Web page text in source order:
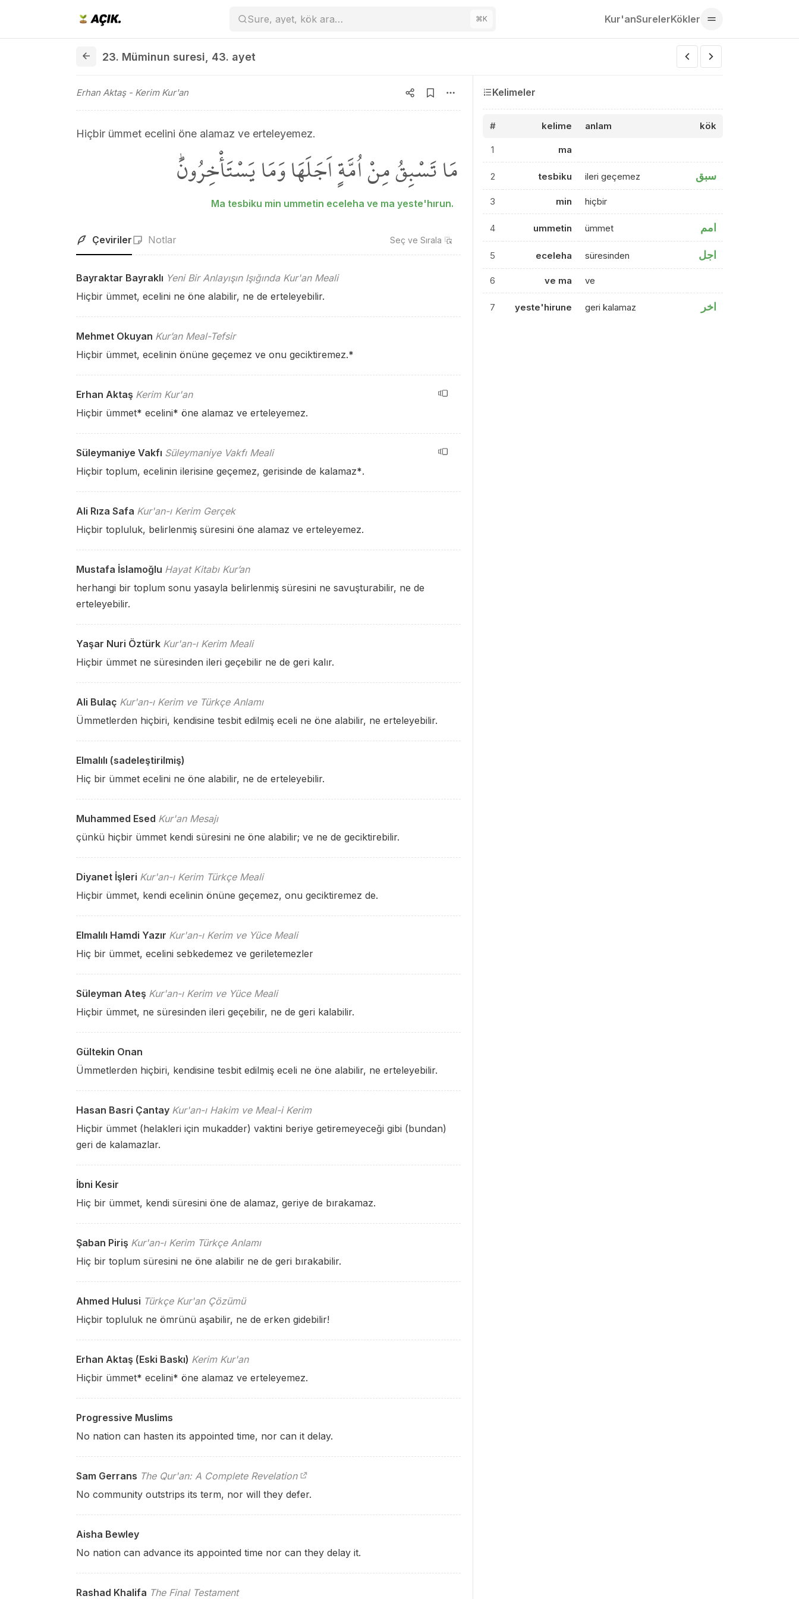
Sure, ayet, kök ara… ⌘K Kur'anSurelerKökler
23. Müminun suresi 43. ayet
Erhan Aktaş- Kerim Kur'an
Hiçbir ümmet ecelini öne alamaz ve erteleyemez.
مَا تَسْبِقُ مِنْ اُمَّةٍ اَجَلَهَا وَمَا يَسْتَأْخِرُونَۜ
Ma tesbiku min ummetin eceleha ve ma yeste'hırun.
Çeviriler Notlar Seç ve Sırala
Bayraktar Bayraklı Yeni Bir Anlayışın Işığında Kur'an Meali
Hiçbir ümmet, ecelini ne öne alabilir, ne de erteleyebilir.
Mehmet Okuyan Kur’an Meal-Tefsir
Hiçbir ümmet, ecelinin önüne geçemez ve onu geciktiremez.*
Erhan Aktaş Kerim Kur'an
Hiçbir ümmet* ecelini* öne alamaz ve erteleyemez.
Süleymaniye Vakfı Süleymaniye Vakfı Meali
Hiçbir toplum, ecelinin ilerisine geçemez, gerisinde de kalamaz*.
Ali Rıza Safa Kur'an-ı Kerim Gerçek
Hiçbir topluluk, belirlenmiş süresini öne alamaz ve erteleyemez.
Mustafa İslamoğlu Hayat Kitabı Kur’an
herhangi bir toplum sonu yasayla belirlenmiş süresini ne savuşturabilir, ne de
erteleyebilir.
Yaşar Nuri Öztürk Kur'an-ı Kerim Meali
Hiçbir ümmet ne süresinden ileri geçebilir ne de geri kalır.
Ali Bulaç Kur'an-ı Kerim ve Türkçe Anlamı
Ümmetlerden hiçbiri, kendisine tesbit edilmiş eceli ne öne alabilir, ne erteleyebilir.
Elmalılı (sadeleştirilmiş)
Hiç bir ümmet ecelini ne öne alabilir, ne de erteleyebilir.
Muhammed Esed Kur'an Mesajı
çünkü hiçbir ümmet kendi süresini ne öne alabilir; ve ne de geciktirebilir.
Diyanet İşleri Kur'an-ı Kerim Türkçe Meali
Hiçbir ümmet, kendi ecelinin önüne geçemez, onu geciktiremez de.
Elmalılı Hamdi Yazır Kur'an-ı Kerim ve Yüce Meali
Hiç bir ümmet, ecelini sebkedemez ve geriletemezler
Süleyman Ateş Kur'an-ı Kerim ve Yüce Meali
Hiçbir ümmet, ne süresinden ileri geçebilir, ne de geri kalabilir.
Gültekin Onan
Ümmetlerden hiçbiri, kendisine tesbit edilmiş eceli ne öne alabilir, ne erteleyebilir.
Hasan Basri Çantay Kur'an-ı Hakim ve Meal-i Kerim
Hiçbir ümmet (helakleri için mukadder) vaktini beriye getiremeyeceği gibi (bundan)
geri de kalamazlar.
İbni Kesir
Hiç bir ümmet, kendi süresini öne de alamaz, geriye de bırakamaz.
Şaban Piriş Kur'an-ı Kerim Türkçe Anlamı
Hiç bir toplum süresini ne öne alabilir ne de geri bırakabilir.
Ahmed Hulusi Türkçe Kur'an Çözümü
Hiçbir topluluk ne ömrünü aşabilir, ne de erken gidebilir!
Erhan Aktaş (Eski Baskı) Kerim Kur'an
Hiçbir ümmet* ecelini* öne alamaz ve erteleyemez.
Progressive Muslims
No nation can hasten its appointed time, nor can it delay.
Sam Gerrans The Qur'an: A Complete Revelation
No community outstrips its term, nor will they defer.
Aisha Bewley
No nation can advance its appointed time nor can they delay it.
Rashad Khalifa The Final Testament
Kelimeler
# kelime anlam kök
1 ma
2 tesbiku ileri geçemez سبق
3 min hiçbir
4 ummetin ümmet امم
5 eceleha süresinden اجل
6 ve ma ve
7 yeste'hirune geri kalamaz اخر